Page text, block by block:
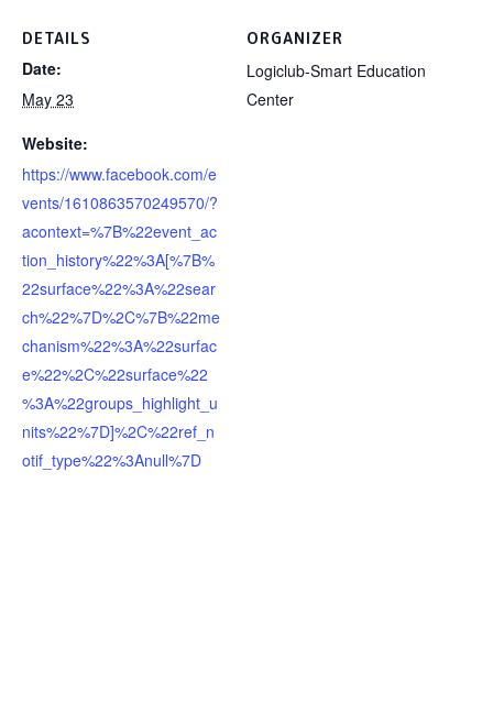
DETAILS
Date:
May 23
Website:
https://www.facebook.com/e
vents/1610863570249570/?
acontext=%7B%22event_ac
tion_history%22%3A[%7B%
22surface%22%3A%22sear
ch%22%7D%2C%7B%22me
chanism%22%3A%22surfac
e%22%2C%22surface%22
%3A%22groups_highlight_u
nits%22%7D]%2C%22ref_n
otif_type%22%3Anull%7D
ORGANIZER
Logiclub-Smart Education
Center